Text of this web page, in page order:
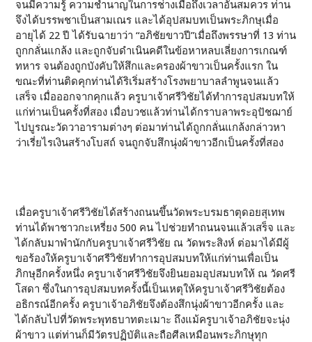
จนมีความรู้ ความชำนาญในการช่างเมื่อถึงเวลาอันสมควร ท่าน
จึงได้บรรพชาเป็นสามเณร และได้อุปสมบทเป็นพระภิกษุเมื่อ
อายุได้ 22 ปี ได้รับฉายาว่า “อภิชัยขาวปี”เมื่อถึงพรรษาที่ 13 ท่าน
ถูกกลั่นแกล้ง และถูกจับดำเนินคดีในข้อหาหลบเลี่ยงการเกณฑ์
ทหาร จนต้องถูกบังคับให้สึกและครองผ้าขาวเป็นครั้งแรก ใน
ขณะที่ท่านติดคุกท่านได้ริเริ่มสร้างโรงพยาบาลลำพูนจนแล้ว
เสร็จ เมื่อออกจากคุกแล้ว ครูบาเจ้าศรีวิชัยได้ทำการอุปสมบทให้
แก่ท่านเป็นครั้งที่สอง เมื่อบวชแล้วท่านได้กราบลาพระอุปัชฌาย์
ไปบูรณะวัดวาอารามต่างๆ ต่อมาท่านได้ถูกกลั่นแกล้งกล่าวหา
ว่าเรี่ยไรเงินสร้างโบสถ์ จนถูกจับสึกนุ่งผ้าขาวอีกเป็นครั้งที่สอง
เมื่อครูบาเจ้าศรีวิชัยได้สร้างถนนขึ้นวัดพระบรมธาตุดอยสุเทพ
ท่านได้พาชาวกะเหรี่ยง 500 คน ไปช่วยทำถนนจนแล้วเสร็จ และ
ได้กลับมาพำนักกับครูบาเจ้าศรีวิชัย ณ วัดพระสิงห์ ต่อมาได้มีผู้
ขอร้องให้ครูบาเจ้าศรีวิชัยทำการอุปสมบทให้แก่ท่านเพื่อเป็น
ภิกษุอีกครั้งหนึ่ง ครูบาเจ้าศรีวิชัยจึงยินยอมอุปสมบทให้ ณ วัดศรี
โสดา ซึ่งในการอุปสมบทครั้งนี้เป็นเหตุให้ครูบาเจ้าศรีวิชัยต้อง
อธิกรณ์อีกครั้ง ครูบาเจ้าอภิชัยจึงต้องสึกนุ่งผ้าขาวอีกครั้ง และ
ได้กลับไปที่วัดพระพุทธบาทตะเมาะ ถึงแม้ครูบาเจ้าอภิชัยจะนุ่ง
ผ้าขาว แต่ท่านก็มีวัตรปฏิบัติและถือศีลเหมือนพระภิกษุทุก